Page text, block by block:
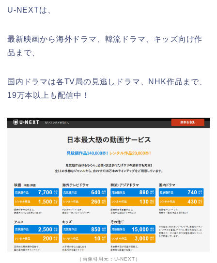
U-NEXTは、
最新映画から海外ドラマ、韓流ドラマ、キッズ向け作
品まで、
国内ドラマは各TV局の見逃しドラマ、NHK作品まで、
19万本以上も配信中！
（画像引用元：U-NEXT）